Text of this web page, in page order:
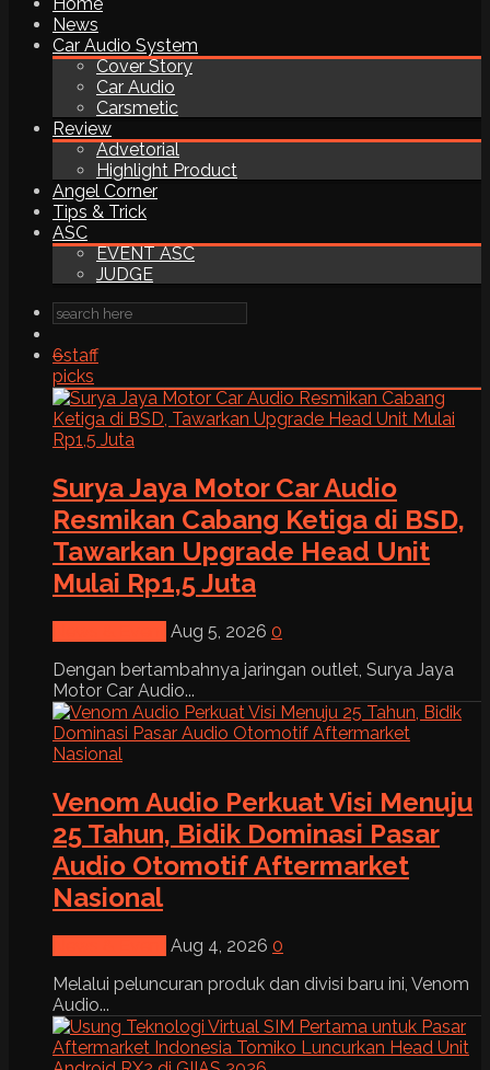
News
Car Audio System
Cover Story
Car Audio
Carsmetic
Review
Advetorial
Highlight Product
Angel Corner
Tips & Trick
ASC
EVENT ASC
JUDGE
6staff
picks
Surya Jaya Motor Car Audio
Resmikan Cabang Ketiga di BSD,
Tawarkan Upgrade Head Unit
Mulai Rp1,5 Juta
Aug 5, 2026 0
Dengan bertambahnya jaringan outlet, Surya Jaya
Motor Car Audio...
Venom Audio Perkuat Visi Menuju
25 Tahun, Bidik Dominasi Pasar
Audio Otomotif Aftermarket
Nasional
Aug 4, 2026 0
Melalui peluncuran produk dan divisi baru ini, Venom
Audio...